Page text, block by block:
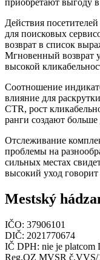
приобретают выгоду
Действия
для поисковых
возврат в список
Мгновенный возврат
высокой
Соотношение
влияние для
CTR, рост
ранги создают
Отслеживание
проблемы на
сильных местах
высокий уход
Mestský
IČO: 37906101
DIČ: 2021770674
IČ DPH: nie je platcom
Reg.OZ MVSR č.VVS/